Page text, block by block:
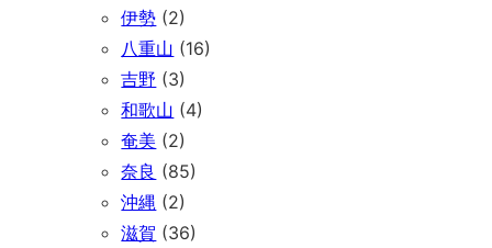
伊勢 (2)
八重山 (16)
吉野 (3)
和歌山 (4)
奄美 (2)
奈良 (85)
沖縄 (2)
滋賀 (36)